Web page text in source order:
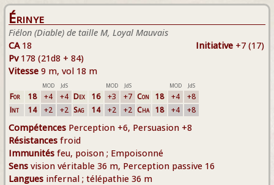
Érinye
Fiélon (Diable) de taille M, Loyal Mauvais
Initiative +7 (17)
CA18
Pv178 (21d8 + 84)
Vitesse 9 m, vol 18 m
MOD JdS MOD JdS MOD JdS
For 18 +4 +4 Dex 16 +3 +7 Con 18 +4
+8
Int
14 +2 +2 Sag 14 +2 +2 Cha 18 +4 +8
Compétences Perception +6, Persuasion +8
Résistances froid
Immunités feu, poison ; Empoisonné
Sens vision véritable 36 m, Perception passive 16
Langues infernal ; télépathie 36 m